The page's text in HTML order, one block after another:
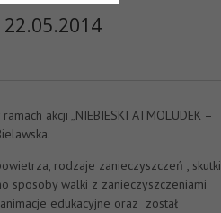
akcji „NIEBIESKI ATMOLUDEK –
rodzaje zanieczyszczeń , skutki
sposoby walki z zanieczyszczeniami
edukacyjne oraz został